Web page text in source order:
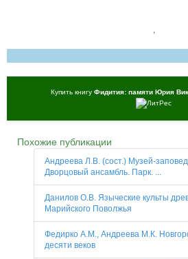
,
Купить книгу Фидития: памяти Юрия
Похожие публикации
Андреева Л.В. (сост.) Музей-
Дворцовый ансамбль. Парк. ...
Данилов О.В. Языческие культы
Марийского Поволжья
Федирко А.М., Андреева М.К.
десяти веков